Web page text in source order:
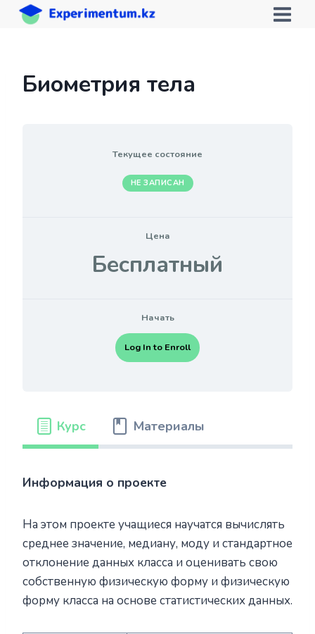
Перейти
Биометрия тела
Текущее состояние
НЕ ЗАПИСАН
Цена
Бесплатный
Начать
Log In to Enroll
Курс Материалы
Информация о проекте
На этом проекте учащиеся научатся вычислять
среднее значение, медиану, моду и стандартное
отклонение данных класса и оценивать свою
собственную физическую форму и физическую
форму класса на основе статистических данных.